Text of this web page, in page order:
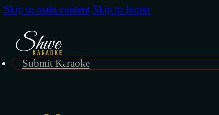
Skip to main content Skip to footer
Submit Karaoke